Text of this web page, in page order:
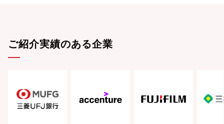
ご紹介実績のある企業